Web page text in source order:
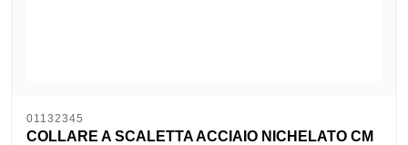
01132345
COLLARE A SCALETTA ACCIAIO NICHELATO CM